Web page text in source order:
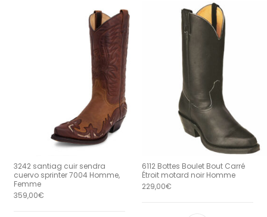
3242 santiag cuir sendra
cuervo sprinter 7004 Homme,
Femme
359,00€
6112 Bottes Boulet Bout Carré
Étroit motard noir Homme
229,00€